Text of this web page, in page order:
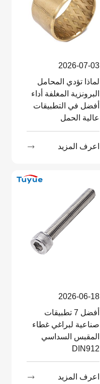
2026-07-03
لماذا تؤدي المحامل
البرونزية المغلفة أداء
أفضل في التطبيقات
عالية الحمل
اعرف المزيد 
2026-06-18
أفضل 7 تطبيقات
صناعية لبراغي غطاء
المقبس السداسي
DIN912
اعرف المزيد 